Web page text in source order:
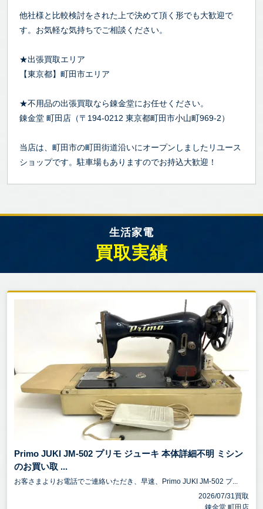
他社様と比較検討をされた上で決めて頂く形でも大歓迎で
す。お気軽な気持ちでご相談ください。
★出張買取エリア
【東京都】町田市エリア
★不用品の出張買取なら錬金堂にお任せください。
錬金堂 町田店（〒194-0212 東京都町田市小山町969-2）
当店は、町田市の町田街道沿いにオープンしましたリユース
ショップです。駐車場もありますのでお持込大歓迎！
生活家電
買取実績
Primo JUKI JM-502 プリモ ジューキ 本体詳細不明 ミシン
のお買い取 ...
お客さまよりお電話でご連絡いただき、早速、Primo JUKI JM-502 プ...
2026/07/31買取
錬金堂 町田店